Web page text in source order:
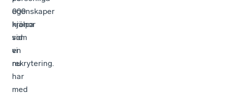
000
kronor
som
vi
nu
har
med
egenskaper
hjälpa
vid
en
rekrytering.